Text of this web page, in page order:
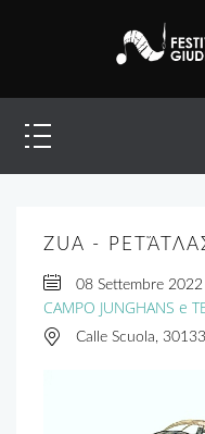
ZUA -
08 Settembre 2022
CAMPO JUNGHANS e
Calle Scuola,